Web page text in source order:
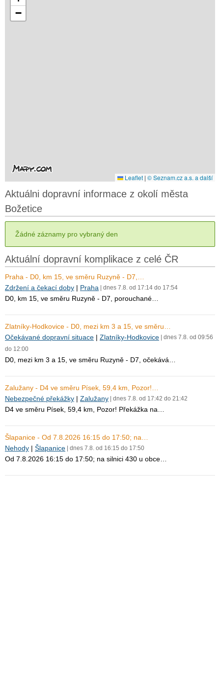
−
Leaflet | © Seznam.cz a.s. a další
Aktuálni dopravní informace z okolí města
Božetice
Žádné záznamy pro vybraný den
Aktuální dopravní komplikace z celé ČR
Praha - D0, km 15, ve směru Ruzyně - D7,…
Zdržení a čekací doby | Praha | dnes 7.8. od 17:14 do 17:54
D0, km 15, ve směru Ruzyně - D7, porouchané…
Zlatníky-Hodkovice - D0, mezi km 3 a 15, ve směru…
Očekávané dopravní situace | Zlatníky-Hodkovice | dnes 7.8. od 09:56
do 12:00
D0, mezi km 3 a 15, ve směru Ruzyně - D7, očekává…
Zalužany - D4 ve směru Písek, 59,4 km, Pozor!…
Nebezpečné překážky | Zalužany | dnes 7.8. od 17:42 do 21:42
D4 ve směru Písek, 59,4 km, Pozor! Překážka na…
Šlapanice - Od 7.8.2026 16:15 do 17:50; na…
Nehody | Šlapanice | dnes 7.8. od 16:15 do 17:50
Od 7.8.2026 16:15 do 17:50; na silnici 430 u obce…